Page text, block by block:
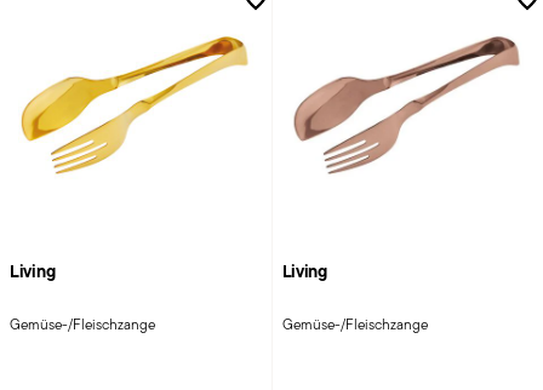
Living
Gemüse-/Fleischzange
Living
Gemüse-/Fleischzange